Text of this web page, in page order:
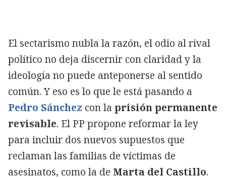
El sectarismo nubla la razón, el odio al rival
político no deja discernir con claridad y la
ideología no puede anteponerse al sentido
común. Y eso es lo que le está pasando a
Pedro Sánchez con la prisión permanente
revisable. El PP propone reformar la ley
para incluir dos nuevos supuestos que
reclaman las familias de víctimas de
asesinatos, como la de Marta del Castillo.